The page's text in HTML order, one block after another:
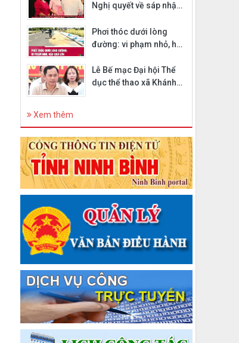
Nghị quyết về sáp nhập
Phơi thóc dưới lòng
đường: vi phạm nhỏ, hậu
Lễ Bế mạc Đại hội Thể
dục thể thao xã Khánh
Xem thêm